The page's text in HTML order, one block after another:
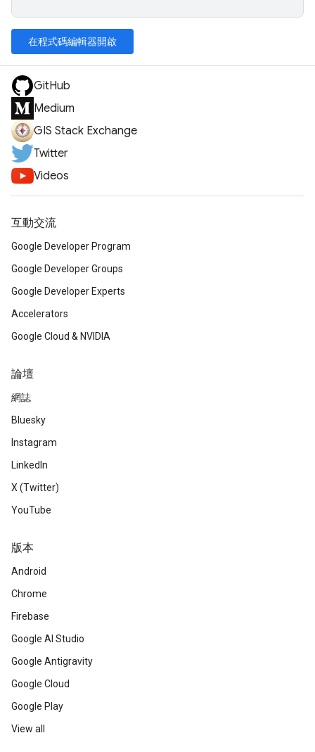
在程式碼編輯器開啟
GitHub
Medium
GIS Stack Exchange
Twitter
Videos
互動交流
Google Developer Program
Google Developer Groups
Google Developer Experts
Accelerators
Google Cloud & NVIDIA
論壇
網誌
Bluesky
Instagram
LinkedIn
X (Twitter)
YouTube
版本
Android
Chrome
Firebase
Google AI Studio
Google Antigravity
Google Cloud
Google Play
View all